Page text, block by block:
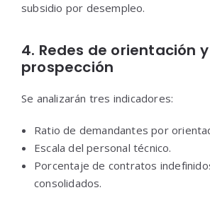
subsidio por desempleo.
4. Redes de orientación y
prospección
Se analizarán tres indicadores:
Ratio de demandantes por
Escala del personal técnico.
Porcentaje de contratos
consolidados.